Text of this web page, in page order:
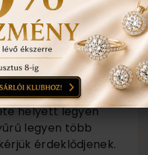
darabját saját
Amennyiben
van, vagy változtatna
az egyik
helyett legyen
legyen több
érdeklődjenek.